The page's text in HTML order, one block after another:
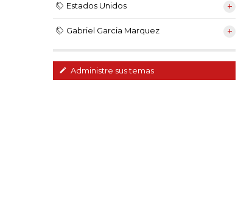
Estados Unidos
Gabriel Garcia Marquez
Administre sus temas